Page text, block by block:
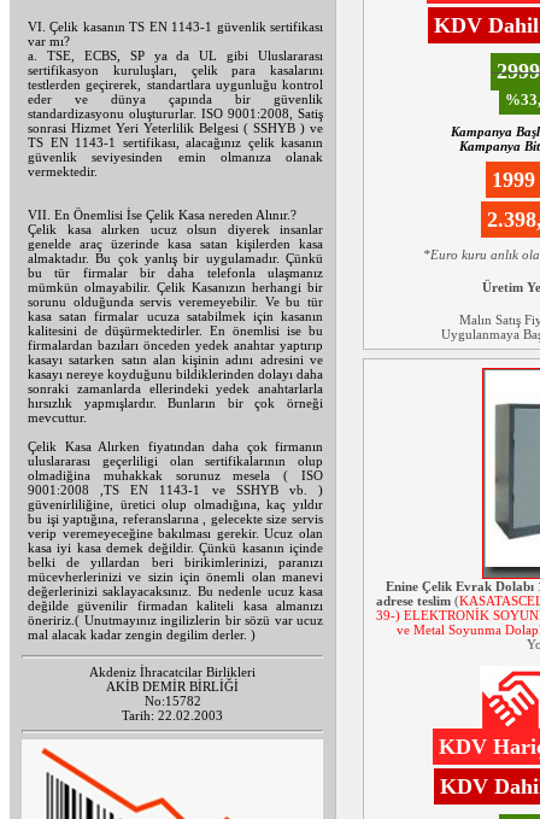
VI. Çelik kasanın TS EN 1143-1 güvenlik sertifikası
var mı?
a. TSE, ECBS, SP ya da UL gibi Uluslararası
sertifikasyon kuruluşları, çelik para kasalarını
testlerden geçirerek, standartlara uygunluğu kontrol
eder ve dünya çapında bir güvenlik
standardizasyonu oluştururlar. ISO 9001:2008, Satiş
sonrasi Hizmet Yeri Yeterlilik Belgesi ( SSHYB ) ve
TS EN 1143-1 sertifikası, alacağınız çelik kasanın
güvenlik seviyesinden emin olmanıza olanak
vermektedir.
VII. En Önemlisi İse Çelik Kasa nereden Alınır.?
Çelik kasa alırken ucuz olsun diyerek insanlar
genelde araç üzerinde kasa satan kişilerden kasa
almaktadır. Bu çok yanlış bir uygulamadır. Çünkü
bu tür firmalar bir daha telefonla ulaşmanız
mümkün olmayabilir. Çelik Kasanızın herhangi bir
sorunu olduğunda servis veremeyebilir. Ve bu tür
kasa satan firmalar ucuza satabilmek için kasanın
kalitesini de düşürmektedirler. En önemlisi ise bu
firmalardan bazıları önceden yedek anahtar yaptırıp
kasayı satarken satın alan kişinin adını adresini ve
kasayı nereye koyduğunu bildiklerinden dolayı daha
sonraki zamanlarda ellerindeki yedek anahtarlarla
hırsızlık yapmışlardır. Bunların bir çok örneği
mevcuttur.
Çelik Kasa Alırken fiyatından daha çok firmanın
uluslararası geçerliligi olan sertifikalarının olup
olmadiğina muhakkak sorunuz mesela ( ISO
9001:2008 ,TS EN 1143-1 ve SSHYB vb. )
güvenirliliğine, üretici olup olmadığına, kaç yıldır
bu işi yaptığına, referanslarına , gelecekte size servis
verip veremeyeceğine bakılması gerekir. Ucuz olan
kasa iyi kasa demek değildir. Çünkü kasanın içinde
belki de yıllardan beri birikimlerinizi, paranızı
mücevherlerinizi ve sizin için önemli olan manevi
değerlerinizi saklayacaksınız. Bu nedenle ucuz kasa
değilde güvenilir firmadan kaliteli kasa almanızı
öneririz.( Unutmayınız ingilizlerin bir sözü var ucuz
mal alacak kadar zengin degilim derler. )
Akdeniz İhracatcilar Birlikleri
AKİB DEMİR BİRLİĞİ
No:15782
Tarih: 22.02.2003
KDV
Kampanya
Kampanya
*Euro kuru anlık
Üretim
Malın Satış
Uygulanmaya
Enine Çelik Evrak
adrese teslim (
39-) ELEKTRONİK
ve Metal Soyunma
KDV
KDV